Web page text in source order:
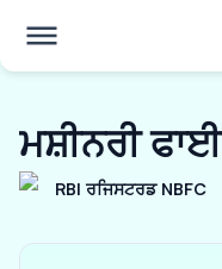
ਮਸ਼ੀਨਰੀ
RBI ਰਜਿਸਟਰਡ NBFC